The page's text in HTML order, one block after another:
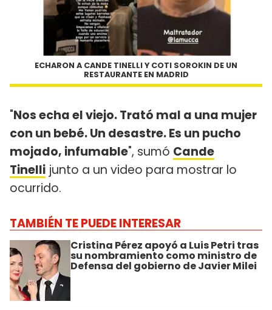
ECHARON A CANDE TINELLI Y COTI SOROKIN DE UN
RESTAURANTE EN MADRID
"Nos echa el viejo. Trató mal a una mujer
con un bebé. Un desastre. Es un pucho
mojado, infumable", sumó Cande
Tinelli junto a un video para mostrar lo
ocurrido.
TAMBIÉN TE PUEDE INTERESAR
Cristina Pérez apoyó a Luis Petri tras
su nombramiento como ministro de
Defensa del gobierno de Javier Milei